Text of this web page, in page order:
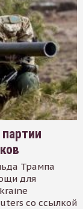
Трампа
для
со ссылкой